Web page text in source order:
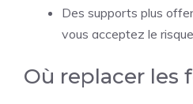
Des supports plus
vous acceptez le
Où replacer les